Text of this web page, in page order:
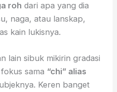
roh dari apa yang dia
naga, atau lanskap,
kain lukisnya.
lain sibuk mikirin gradasi
sama “chi” alias
Keren banget